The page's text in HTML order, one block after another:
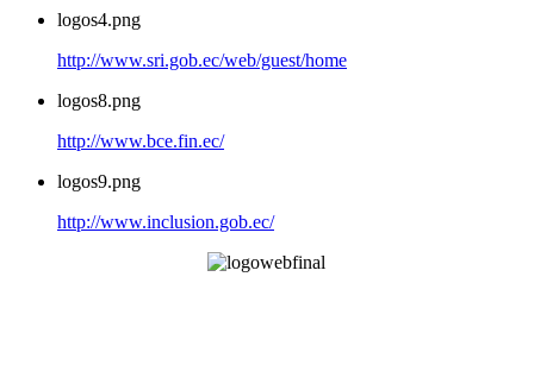
logos4.png
http://www.sri.gob.ec/web/guest/home
logos8.png
http://www.bce.fin.ec/
logos9.png
http://www.inclusion.gob.ec/